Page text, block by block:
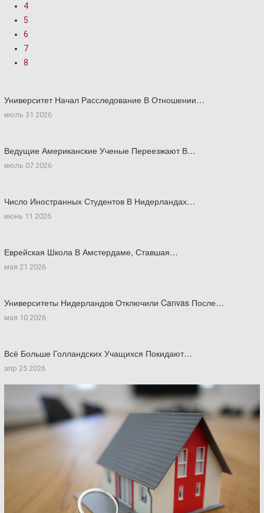
4
5
6
7
8
Университет Начал Расследование В Отношении…
июль 31 2026
Ведущие Американские Ученые Переезжают В…
июль 07 2026
Число Иностранных Студентов В Нидерландах…
июнь 11 2026
Еврейская Школа В Амстердаме, Ставшая…
мая 21 2026
Университеты Нидерландов Отключили Canvas После…
мая 10 2026
Всё Больше Голландских Учащихся Покидают…
апр 25 2026